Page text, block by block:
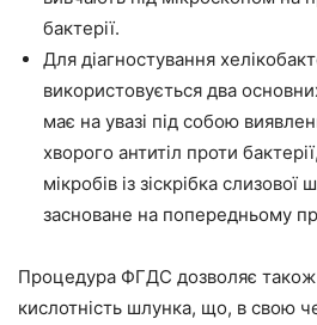
бактерії.
Для діагностування
використовується два
має на увазі під собою
хворого антитіл проти
мікробів із зіскрібка
засноване на попередньому
Процедура ФГДС дозволяє також
кислотність шлунка, що, в свою